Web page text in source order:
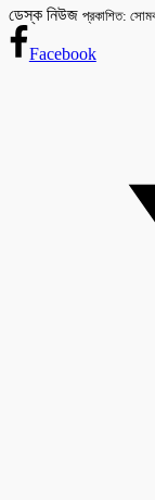
ডেস্ক নিউজ প্রকাশিত:
Facebook